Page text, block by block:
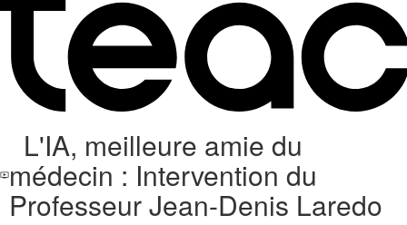
L'IA, meilleure amie du
médecin : Intervention du
Professeur Jean-Denis Laredo